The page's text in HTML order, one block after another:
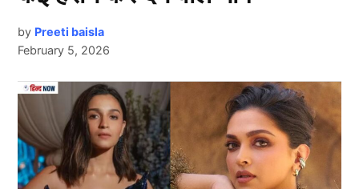
Cricketer
दरअसल, इंग्लैंड की मशहूर महिला क्रिकेटर (Cricketer) डेनिएल
वायट (Danni Wyatt-Hodge) एक बार फिर सुर्खियों में आ गई
Next Article
by Preeti baisla
February 5, 2026